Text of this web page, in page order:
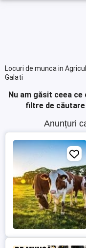
Locuri de munca in
Galati
Nu am găsit ceea ce
filtre de
Anunțuri